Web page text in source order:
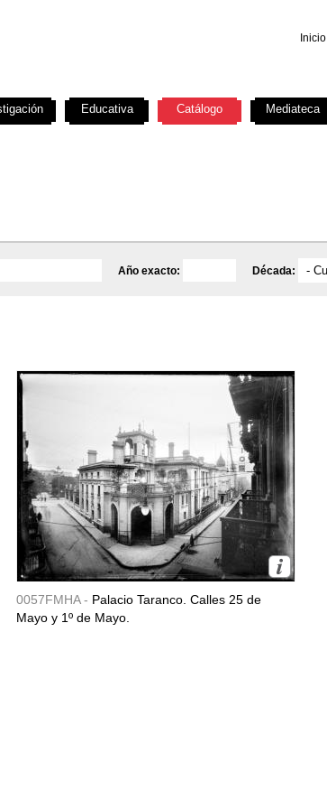
Inicio
Año exacto: Década:
0057FMHA - Palacio Taranco. Calles 25 de
Mayo y 1º de Mayo.
Educativa Catálogo Mediateca